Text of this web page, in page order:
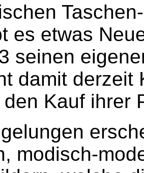
es etwas
seinen
damit derzeit
den Kauf ihrer
modisch-